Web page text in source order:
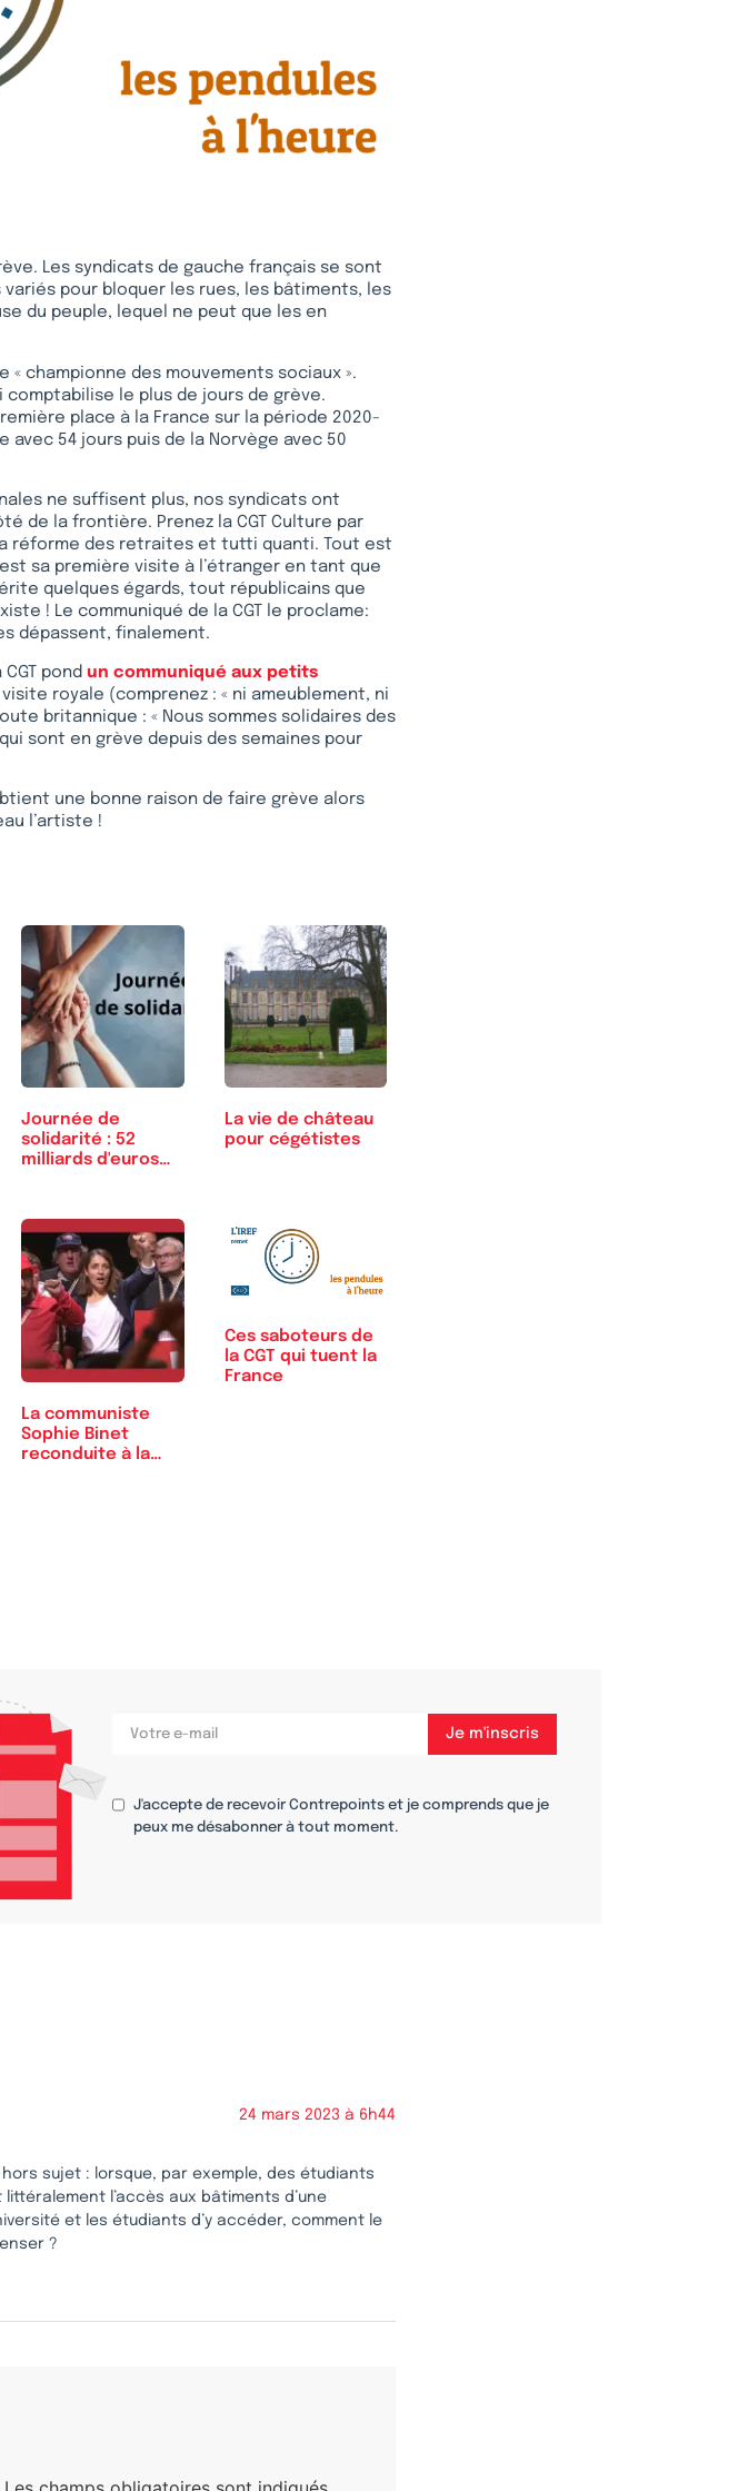
Les syndicats de gauche français se sont
variés pour bloquer les rues, les bâtiments, les
du peuple, lequel ne peut que les en
championne des mouvements sociaux ».
comptabilise le plus de jours de grève.
place à la France sur la période 2020-
avec 54 jours puis de la Norvège avec 50
ne suffisent plus, nos syndicats ont
de la frontière. Prenez la CGT Culture par
réforme des retraites et tutti quanti. Tout est
sa première visite à l’étranger en tant que
quelques égards, tout républicains que
! Le communiqué de la CGT le proclame:
dépassent, finalement.
pond un communiqué aux petits
royale (comprenez : « ni ameublement, ni
britannique : « Nous sommes solidaires des
sont en grève depuis des semaines pour
une bonne raison de faire grève alors
l’artiste !
Journée de
solidarité : 52
milliards d'euros
La vie de château
pour cégétistes
La communiste
Sophie Binet
reconduite à la
Ces saboteurs de
la CGT qui tuent la
France
J'accepte de recevoir Contrepoints et je comprends que je
peux me désabonner à tout moment.
24 mars 2023 à 6h44
sujet : lorsque, par exemple, des étudiants
l’accès aux bâtiments d’une
et les étudiants d’y accéder, comment le
?